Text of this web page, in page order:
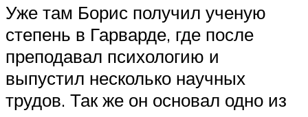
Уже там Борис получил ученую
степень в Гарварде, где после
преподавал психологию и
выпустил несколько научных
трудов. Так же он основал одно из